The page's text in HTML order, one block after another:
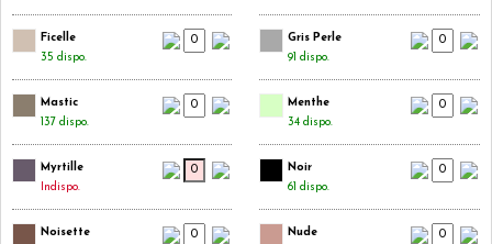
Ficelle
35 dispo.
Gris Perle
91 dispo.
Mastic
137 dispo.
Menthe
34 dispo.
Myrtille
Indispo.
Noir
61 dispo.
Noisette
Nude